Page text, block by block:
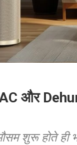
और
शुरू होते